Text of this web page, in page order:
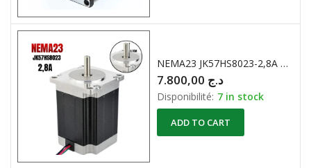
NEMA23 JK57HS8023-2,8A 1.8° 1.76NM MOTEUR PAS A PAS
د.ج
Disponibilité: 7 in stock
ADD TO CART